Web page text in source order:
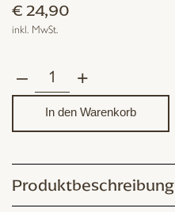
€ 24,90
inkl. MwSt.
–
Tiroler
Abend
Menge
+
In den Warenkorb
Produktbeschreibung